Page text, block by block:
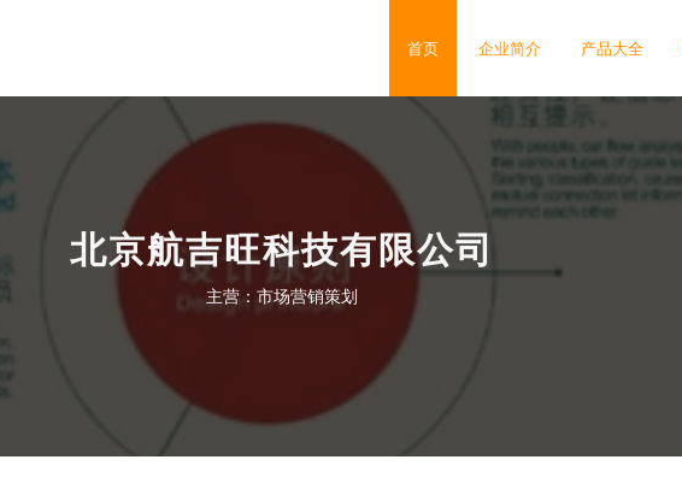
首页 企业简介 产品大全
北京航吉旺科技有限公司
主营：市场营销策划